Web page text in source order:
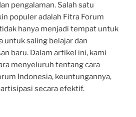
pengalaman. Salah satu
populer adalah Fitra Forum
hanya menjadi tempat untuk
untuk saling belajar dan
baru. Dalam artikel ini, kami
menyeluruh tentang cara
Indonesia, keuntungannya,
secara efektif.